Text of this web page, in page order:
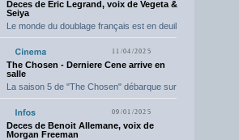
Deces de Eric Legrand, voix de Vegeta &
Seiya
Le monde du doublage français est en deuil
11/04/2025
The Chosen - Derniere Cene arrive en
salle
La saison 5 de "The Chosen" débarque sur
09/01/2025
Deces de Benoit Allemane, voix de
Morgan Freeman